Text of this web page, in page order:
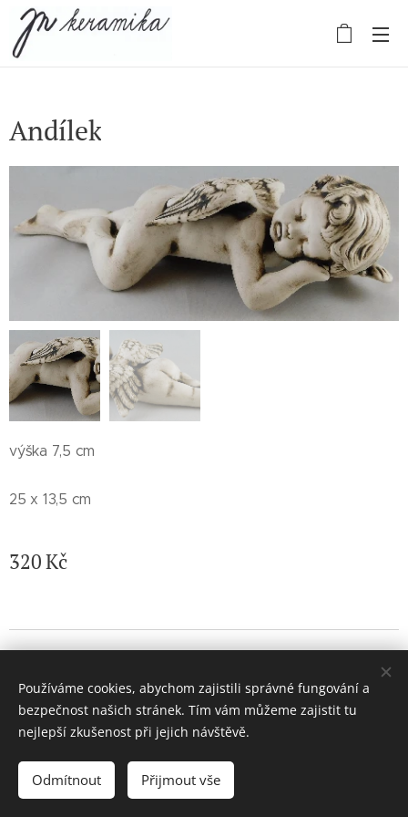
Andílek
výška 7,5 cm
25 x 13,5 cm
320Kč
Vyprodáno
Vytvořeno službouWebnode Cookies
Používáme cookies, abychom zajistili správné fungování a
bezpečnost našich stránek. Tím vám můžeme zajistit tu
nejlepší zkušenost při jejich návštěvě.
Odmítnout Přijmout vše